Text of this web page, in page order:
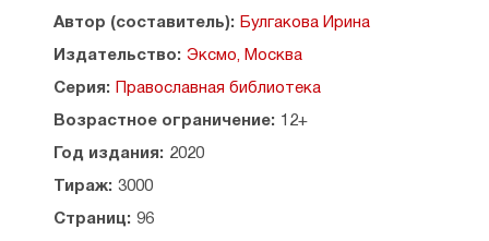
Содержание:
Вступеление
Молитвы во время беременности
Молитвы о благополучном разрешении родов
Молитвы о здравии и благополучии детей
Молитвы при обучении детей
Автор (составитель): Булгакова Ирина
Издательство: Эксмо, Москва
Серия: Православная библиотека
Возрастное ограничение: 12+
Год издания: 2020
Тираж: 3000
Страниц: 96